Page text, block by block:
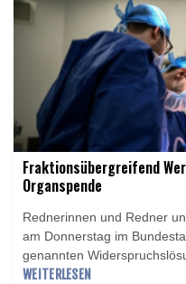
Fraktionsübergreifend
Organspende
Rednerinnen und Redner
am Donnerstag im
genannten
geworben. Viele Menschen
WEITERLESEN